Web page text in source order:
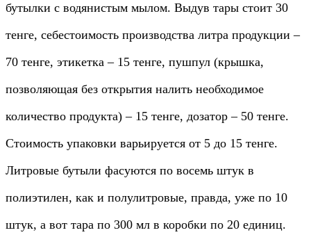
бутылки с водянистым мылом. Выдув тары стоит 30
тенге, себестоимость производства литра продукции –
70 тенге, этикетка – 15 тенге, пушпул (крышка,
позволяющая без открытия налить необходимое
количество продукта) – 15 тенге, дозатор – 50 тенге.
Стоимость упаковки варьируется от 5 до 15 тенге.
Литровые бутыли фасуются по восемь штук в
полиэтилен, как и полулитровые, правда, уже по 10
штук, а вот тара по 300 мл в коробки по 20 единиц.